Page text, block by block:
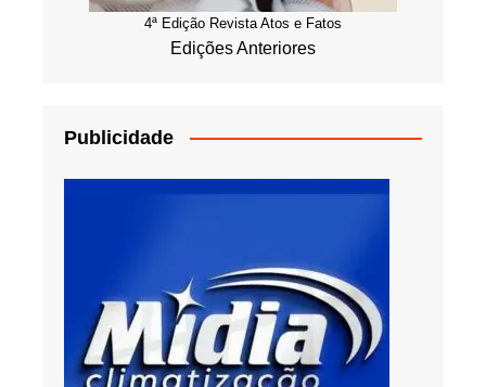
4ª Edição Revista Atos e Fatos
Edições Anteriores
Publicidade